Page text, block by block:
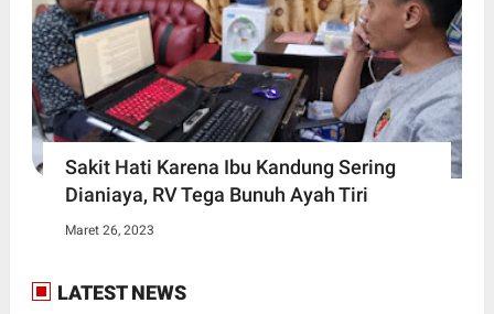
Sakit Hati Karena Ibu Kandung Sering
Dianiaya, RV Tega Bunuh Ayah Tiri
Maret 26, 2023
LATEST NEWS